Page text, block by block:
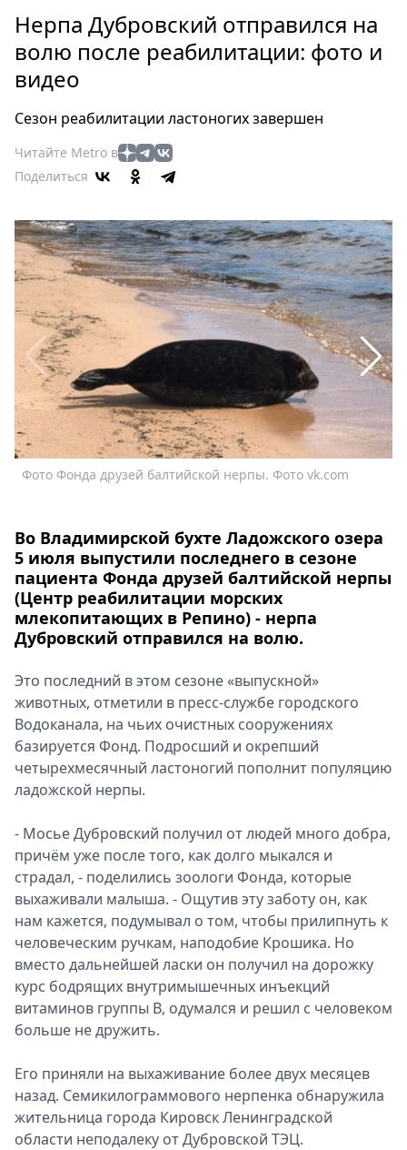
Россия
Мир
Туризм
Мода
Театр
Афиша
Книги
Выставки
Пресс-
релизы
Metro
Стримы
Спецпроекты
Звезды
Выборы
Metro
Нерпа Дубровский отправился на
волю после реабилитации: фото и
видео
Сезон реабилитации ластоногих завершен
Читайте Metro в
Поделиться
Фото Фонда друзей балтийской нерпы. Фото vk.com
Во Владимирской бухте Ладожского озера
5 июля выпустили последнего в сезоне
пациента Фонда друзей балтийской нерпы
(Центр реабилитации морских
млекопитающих в Репино) - нерпа
Дубровский отправился на волю.
Это последний в этом сезоне «выпускной»
животных, отметили в пресс-службе городского
Водоканала, на чьих очистных сооружениях
базируется Фонд. Подросший и окрепший
четырехмесячный ластоногий пополнит популяцию
ладожской нерпы.
- Мосье Дубровский получил от людей много добра,
причём уже после того, как долго мыкался и
страдал, - поделились зоологи Фонда, которые
выхаживали малыша. - Ощутив эту заботу он, как
нам кажется, подумывал о том, чтобы прилипнуть к
человеческим ручкам, наподобие Крошика. Но
вместо дальнейшей ласки он получил на дорожку
курс бодрящих внутримышечных инъекций
витаминов группы B, одумался и решил с человеком
больше не дружить.
Его приняли на выхаживание более двух месяцев
назад. Семикилограммового нерпенка обнаружила
жительница города Кировск Ленинградской
области неподалеку от Дубровской ТЭЦ.